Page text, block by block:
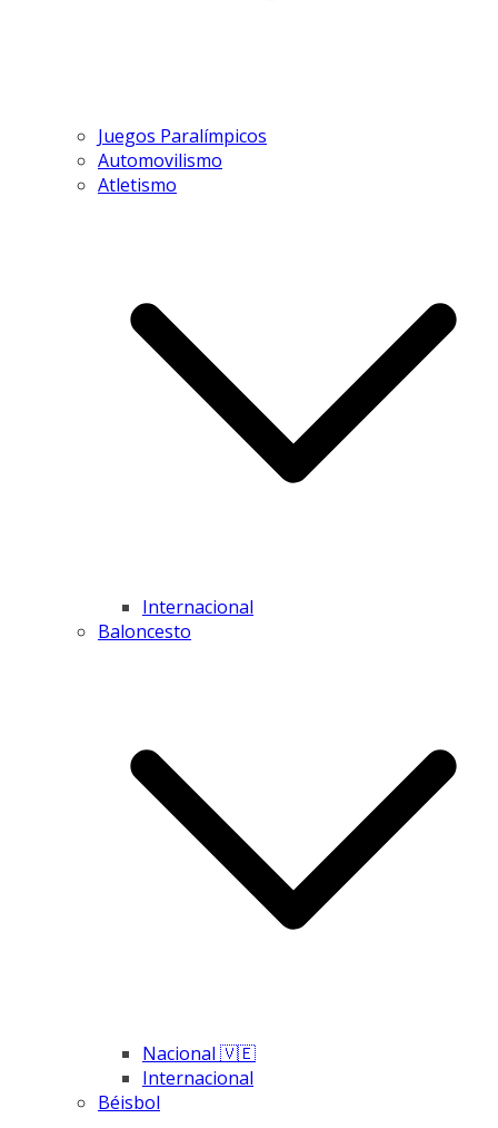
Juegos Paralímpicos
Automovilismo
Atletismo
Internacional
Baloncesto
Nacional 🇻🇪
Internacional
Béisbol